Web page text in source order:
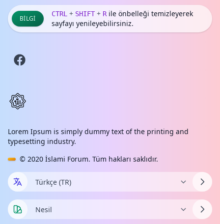
BILGI
CTRL + SHIFT + Rile önbelleği temizleyerek
sayfayı yenileyebilirsiniz.
Lorem Ipsum is simply dummy text of the printing and
typesetting industry.
© 2020 İslami Forum. Tüm hakları saklıdır.